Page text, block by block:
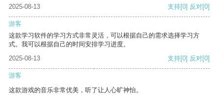
2025-08-13 支持[0] 反对[0]
游客
这款学习软件的学习方式非常灵活，可以根据自己的需求选择学习方
式。我可以根据自己的时间安排学习进度。
2025-08-13
支持[0] 反对[0]
游客
这款游戏的音乐非常优美，听了让人心旷神怡。